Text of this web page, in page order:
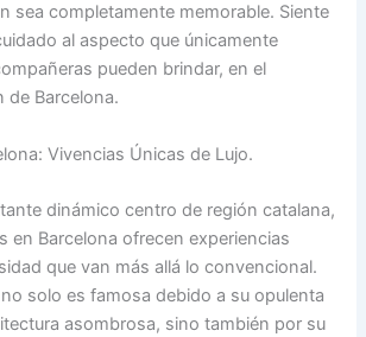
sea completamente memorable. Siente
al aspecto que únicamente
pueden brindar, en el
de Barcelona.
Vivencias Únicas de Lujo.
dinámico centro de región catalana,
en Barcelona ofrecen experiencias
que van más allá lo convencional.
solo es famosa debido a su opulenta
asombrosa, sino también por su